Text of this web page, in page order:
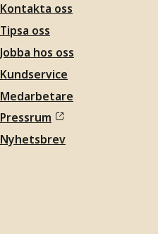
Kontakta oss
Tipsa oss
Jobba hos oss
Kundservice
Medarbetare
Pressrum
Nyhetsbrev